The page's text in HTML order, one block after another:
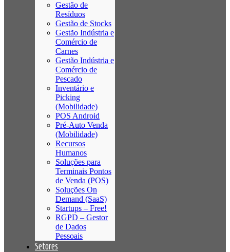
Gestão de
Resíduos
Gestão de Stocks
Gestão Indústria e
Comércio de
Carnes
Gestão Indústria e
Comércio de
Pescado
Inventário e
Picking
(Mobilidade)
POS Android
Pré-Auto Venda
(Mobilidade)
Recursos
Humanos
Soluções para
Terminais Pontos
de Venda (POS)
Soluções On
Demand (SaaS)
Startups – Free!
RGPD – Gestor
de Dados
Pessoais
Setores